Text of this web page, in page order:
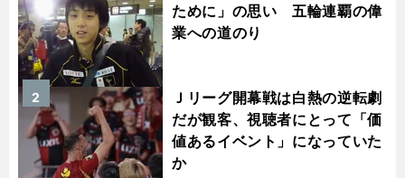
ために」の思い 五輪連覇の偉
業への道のり
Ｊリーグ開幕戦は白熱の逆転劇
だが観客、視聴者にとって「価
値あるイベント」になっていた
か
2